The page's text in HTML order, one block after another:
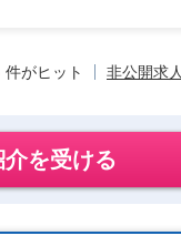
件がヒット 非公開求
を受ける